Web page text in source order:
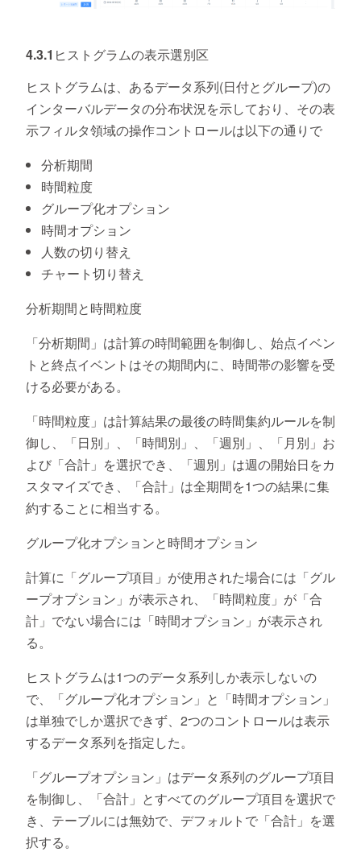
4.3.1ヒストグラムの表示選別区
ヒストグラムは、あるデータ系列(日付とグループ)の
インターバルデータの分布状況を示しており、その表
示フィルタ領域の操作コントロールは以下の通りで
分析期間
時間粒度
グループ化オプション
時間オプション
人数の切り替え
チャート切り替え
分析期間と時間粒度
「分析期間」は計算の時間範囲を制御し、始点イベン
トと終点イベントはその期間内に、時間帯の影響を受
ける必要がある。
「時間粒度」は計算結果の最後の時間集約ルールを制
御し、「日別」、「時間別」、「週別」、「月別」お
よび「合計」を選択でき、「週別」は週の開始日をカ
スタマイズでき、「合計」は全期間を1つの結果に集
約することに相当する。
グループ化オプションと時間オプション
計算に「グループ項目」が使用された場合には「グル
ープオプション」が表示され、「時間粒度」が「合
計」でない場合には「時間オプション」が表示され
る。
ヒストグラムは1つのデータ系列しか表示しないの
で、「グループ化オプション」と「時間オプション」
は単独でしか選択できず、2つのコントロールは表示
するデータ系列を指定した。
「グループオプション」はデータ系列のグループ項目
を制御し、「合計」とすべてのグループ項目を選択で
き、テーブルには無効で、デフォルトで「合計」を選
択する。